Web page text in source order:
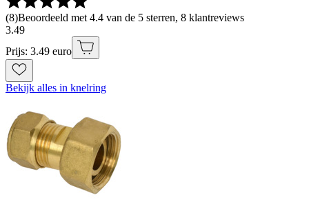
(8)Beoordeeld met 4.4 van de 5 sterren, 8 klantreviews
3.49
Prijs: 3.49 euro
Bekijk alles in knelring